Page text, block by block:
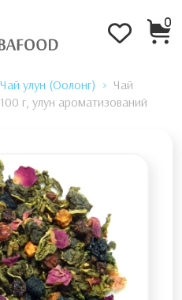
0
Чай улун (Оолонг)
Чай
г, улун ароматизований